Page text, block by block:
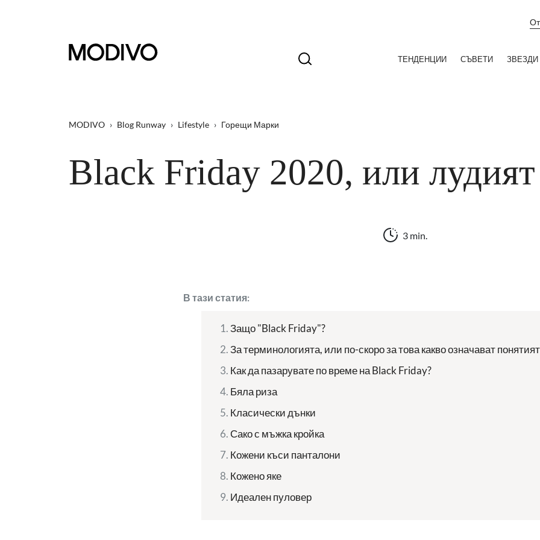
ТЕНДЕНЦИИ СЪВЕТИ ЗВЕЗДИ
MODIVO › Blog Runway › Lifestyle › Горещи Марки
Black Friday 2020, или
3 min.
В тази статия:
Защо "Black Friday"?
За терминологията, или по-скоро за това какво означават
Как да пазарувате по време на Black Friday?
Бяла риза
Класически дънки
Сако с мъжка кройка
Кожени къси панталони
Кожено яке
Идеален пуловер